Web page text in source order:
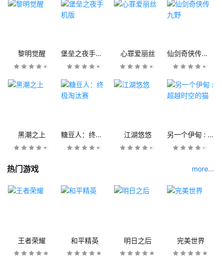
黎明觉醒 堡垒之夜手机版 心罪爱丽丝 仙剑奇侠传九野
黑潮之上 糖豆人：终极淘汰赛 江湖悠悠 另一个伊甸 : 超越时空的猫
热门游戏 more...
王者荣耀 和平精英 明日之后 完美世界